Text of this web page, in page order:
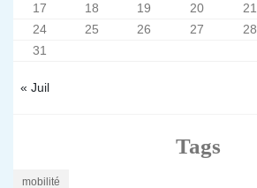
« Juil
17
18 19 20 21
24
25 26 27 28
31
Tags
mobilité